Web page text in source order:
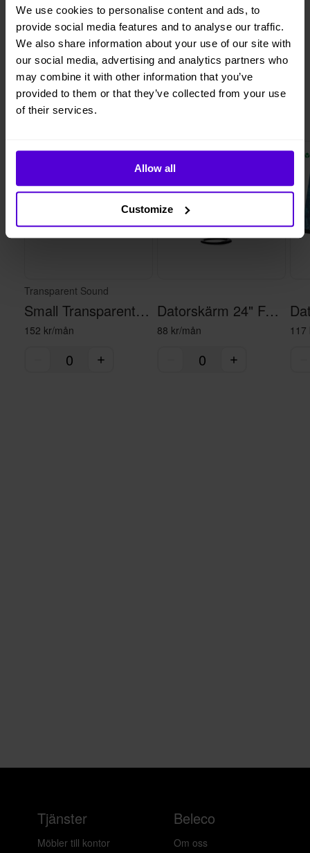
We use cookies to personalise content and ads, to
provide social media features and to analyse our traffic.
We also share information about your use of our site with
our social media, advertising and analytics partners who
may combine it with other information that you’ve
provided to them or that they’ve collected from your use
of their services.
Allow all
Customize
Helt flexibelt
1 månads
uppsägningstid
4 i lager
Transparent Sound
Small Transparent Speaker - white
152 kr/mån
28 i lager
Datorskärm 24" Full HD
88 kr/mån 117
Tjänster
Möbler till kontor
Beleco
Om oss